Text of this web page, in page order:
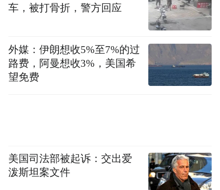
车，被打骨折，警方回应
外媒：伊朗想收5%至7%的过
路费，阿曼想收3%，美国希
望免费
美国司法部被起诉：交出爱
泼斯坦案文件